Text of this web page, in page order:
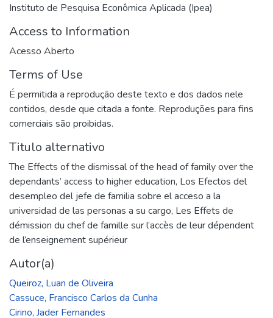
Instituto de Pesquisa Econômica Aplicada (Ipea)
Access to Information
Acesso Aberto
Terms of Use
É permitida a reprodução deste texto e dos dados nele
contidos, desde que citada a fonte. Reproduções para fins
comerciais são proibidas.
Titulo alternativo
The Effects of the dismissal of the head of family over the
dependants’ access to higher education, Los Efectos del
desempleo del jefe de familia sobre el acceso a la
universidad de las personas a su cargo, Les Effets de
démission du chef de famille sur l’accès de leur dépendent
de l’enseignement supérieur
Autor(a)
Queiroz, Luan de Oliveira
Cassuce, Francisco Carlos da Cunha
Cirino, Jader Fernandes